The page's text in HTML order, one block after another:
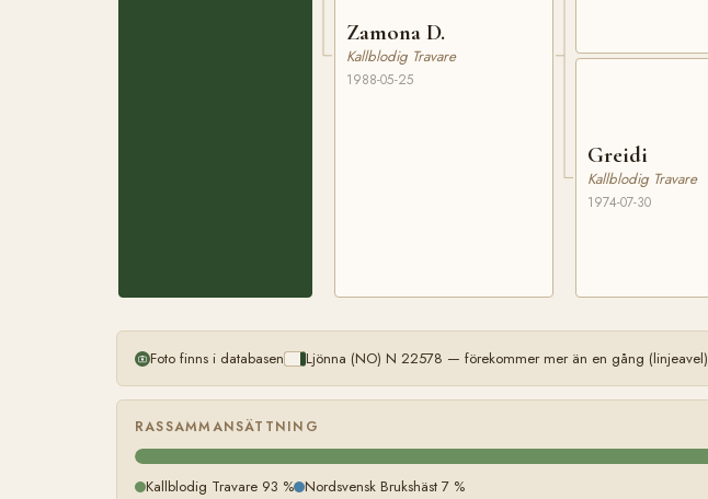
Zamona D.
Kallblodig Travare
1988-05-25
Greidi
Kallblodig Travare
1974-07-30
Foto finns i databasen Ljönna (NO) N 22578 — förekommer mer än en gång (linjeavel)
RASSAMMANSÄTTNING
Kallblodig Travare 93 % Nordsvensk Brukshäst 7 %